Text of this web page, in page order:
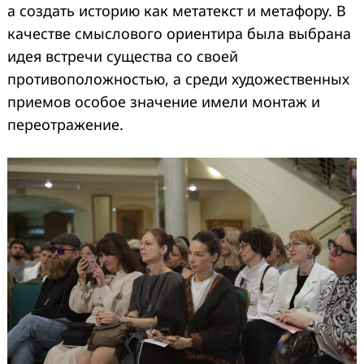
а создать историю как метатекст и метафору. В
качестве смыслового ориентира была выбрана
идея встречи существа со своей
противоположностью, а среди художественных
приемов особое значение имели монтаж и
переотражение.